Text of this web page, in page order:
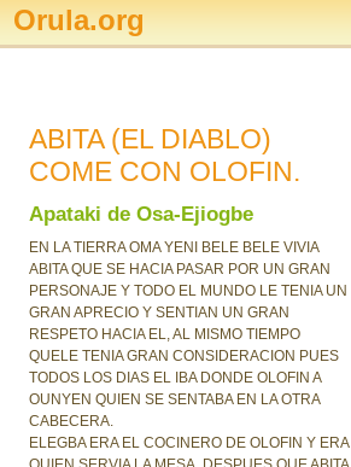
Orula.org
ABITA (EL DIABLO)
COME CON OLOFIN.
Apataki de Osa-Ejiogbe
EN LA TIERRA OMA YENI BELE BELE VIVIA
ABITA QUE SE HACIA PASAR POR UN GRAN
PERSONAJE Y TODO EL MUNDO LE TENIA UN
GRAN APRECIO Y SENTIAN UN GRAN
RESPETO HACIA EL, AL MISMO TIEMPO
QUELE TENIA GRAN CONSIDERACION PUES
TODOS LOS DIAS EL IBA DONDE OLOFIN A
OUNYEN QUIEN SE SENTABA EN LA OTRA
CABECERA.
ELEGBA ERA EL COCINERO DE OLOFIN Y ERA